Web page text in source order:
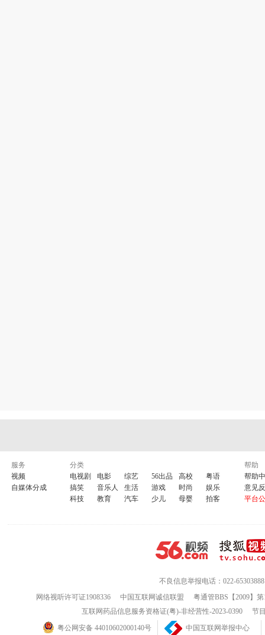
服务
视频
自媒体分成
分类
电视剧
电影 综艺 56出品 高校
粤语
搞笑
音乐人 生活 游戏 时尚
娱乐
科技
教育 汽车 少儿 母婴 拍客
帮助
帮助
意见
平台
不良信息举报电话：022-65303888
网络视听许可证1908336
中国互联网诚信联盟
粤通管BBS【2009】
互联网药品信息服务资格证(粤)-非经营性-2023-0390
节
粤公网安备 44010602000140号
中国互联网举报中心